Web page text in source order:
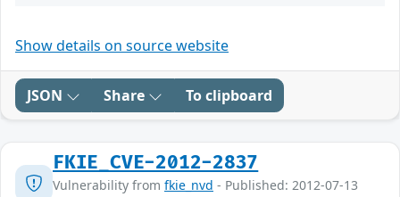
Show details on source website
JSON Share To clipboard
FKIE_CVE-2012-2837
Vulnerability from fkie_nvd - Published: 2012-07-13